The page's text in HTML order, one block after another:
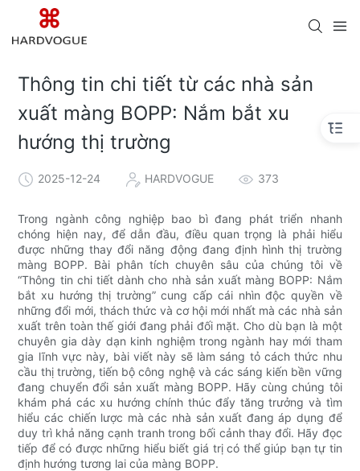
Thông tin chi tiết từ các nhà sản
xuất màng BOPP: Nắm bắt xu
hướng thị trường
2025-12-24 HARDVOGUE 373
Trong ngành công nghiệp bao bì đang phát triển nhanh
chóng hiện nay, để dẫn đầu, điều quan trọng là phải hiểu
được những thay đổi năng động đang định hình thị trường
màng BOPP. Bài phân tích chuyên sâu của chúng tôi về
“Thông tin chi tiết dành cho nhà sản xuất màng BOPP: Nắm
bắt xu hướng thị trường” cung cấp cái nhìn độc quyền về
những đổi mới, thách thức và cơ hội mới nhất mà các nhà sản
xuất trên toàn thế giới đang phải đối mặt. Cho dù bạn là một
chuyên gia dày dạn kinh nghiệm trong ngành hay mới tham
gia lĩnh vực này, bài viết này sẽ làm sáng tỏ cách thức nhu
cầu thị trường, tiến bộ công nghệ và các sáng kiến ​​bền vững
đang chuyển đổi sản xuất màng BOPP. Hãy cùng chúng tôi
khám phá các xu hướng chính thúc đẩy tăng trưởng và tìm
hiểu các chiến lược mà các nhà sản xuất đang áp dụng để
duy trì khả năng cạnh tranh trong bối cảnh thay đổi. Hãy đọc
tiếp để có được những hiểu biết giá trị có thể giúp bạn tự tin
định hướng tương lai của màng BOPP.